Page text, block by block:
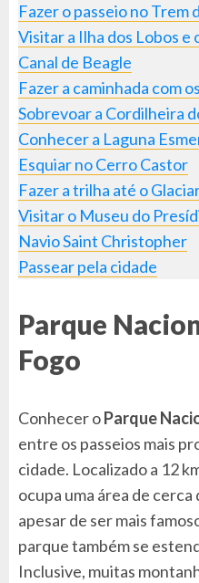
Fazer o passeio no Trem
Visitar a Ilha dos Lobos e
Canal de Beagle
Fazer a caminhada com
Sobrevoar a Cordilheira
Conhecer a Laguna
Esquiar no Cerro Castor
Fazer a trilha até o
Visitar o Museu do
Navio Saint Christopher
Passear pela cidade
Parque
Fogo
Conhecer oParque
entre os passeios mais
cidade. Localizado a 12
ocupa uma área de cerca
apesar de ser mais
parque também se
Inclusive, muitas